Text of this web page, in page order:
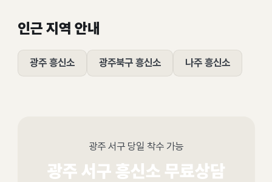
인근 지역 안내
광주 흥신소 광주북구 흥신소 나주 흥신소
광주 서구 당일 착수 가능
광주 서구 흥신소 무료상담